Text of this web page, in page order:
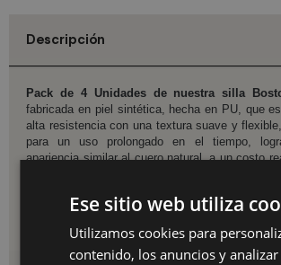
Descripción
Pack de 4 Unidades de nuestra silla
fabricada en piel sintética, hecha en PU, que
alta resistencia con una textura suave y
para un uso prolongado en el tiempo,
apariencia similar al cuero natural, a un costo
Disponible en tres opciones de color: blanco,
Fácil y sencillo montaje.
Ese sitio web utiliza
Utilizamos cookies para
contenido, los anuncios y